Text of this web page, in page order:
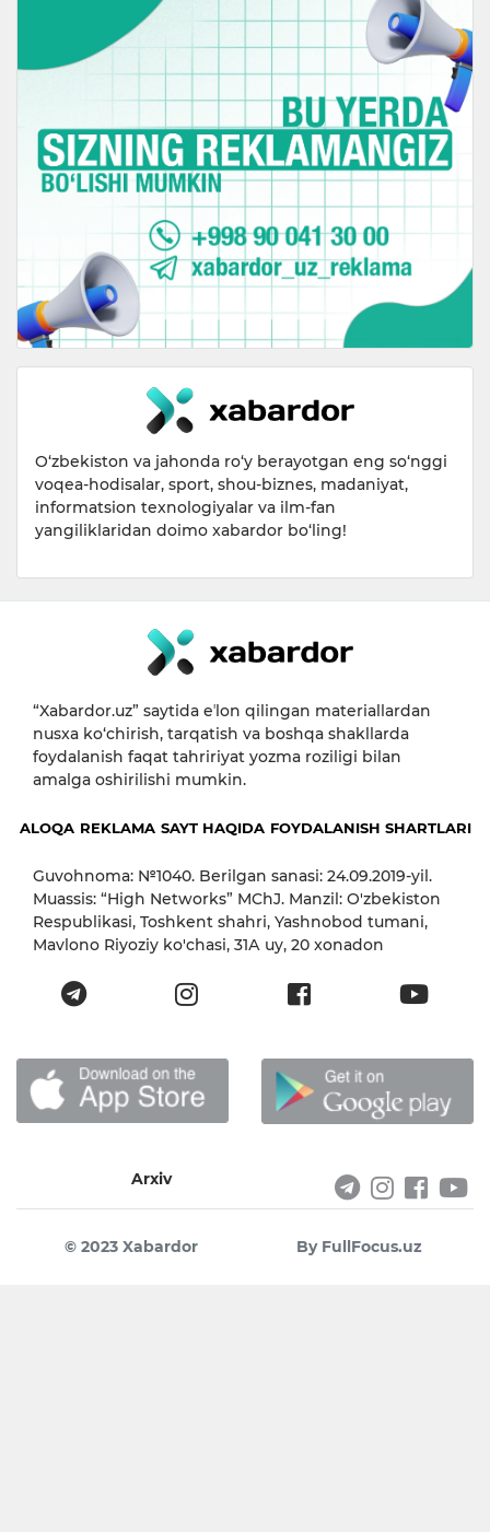
O‘zbekiston va jahonda ro‘y berayotgan eng so‘nggi
voqea-hodisalar, sport, shou-biznes, madaniyat,
informatsion texnologiyalar va ilm-fan
yangiliklaridan doimo xabardor bo‘ling!
“Xabardor.uz” saytida eʼlon qilingan materiallardan
nusxa ko‘chirish, tarqatish va boshqa shakllarda
foydalanish faqat tahririyat yozma roziligi bilan
amalga oshirilishi mumkin.
ALOQA REKLAMA SAYT HAQIDA FOYDALANISH SHARTLARI
Guvohnoma: №1040. Berilgan sanasi: 24.09.2019-yil.
Muassis: “High Networks” MChJ. Manzil: O'zbekiston
Respublikasi, Toshkent shahri, Yashnobod tumani,
Mavlono Riyoziy ko'chasi, 31А uy, 20 xonadon
Arxiv
© 2023 Xabardor By FullFocus.uz